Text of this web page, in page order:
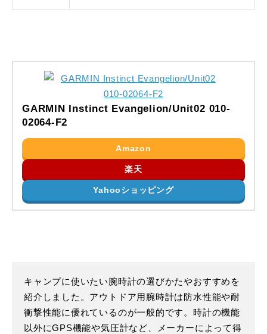
GARMIN Instinct Evangelion/Unit02 010-
02064-F2
Amazon
楽天
Yahooショッピング
キャンプに使いたい腕時計の選びかたやおすすめを
紹介しました。アウトドア用腕時計は防水性能や耐
衝撃性能に優れているのが一般的です。時計の機能
以外にGPS機能や気圧計など、メーカーによって得